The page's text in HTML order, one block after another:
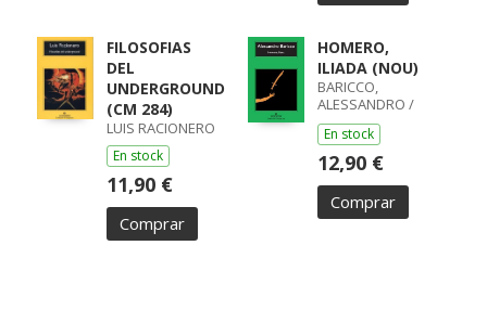
FILOSOFIAS
DEL
UNDERGROUND
(CM 284)
LUIS RACIONERO
En stock
11,90 €
Comprar
HOMERO,
ILIADA (NOU)
BARICCO,
ALESSANDRO /
ALESSANDRO
BARICCO
En stock
12,90 €
Comprar